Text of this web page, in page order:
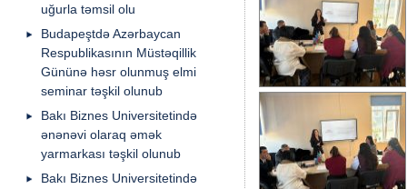
uğurla təmsil olu
Budapeştdə Azərbaycan
Respublikasının Müstəqillik
Gününə həsr olunmuş elmi
seminar təşkil olunub
Bakı Biznes Universitetində
ənənəvi olaraq əmək
yarmarkası təşkil olunub
Bakı Biznes Universitetində